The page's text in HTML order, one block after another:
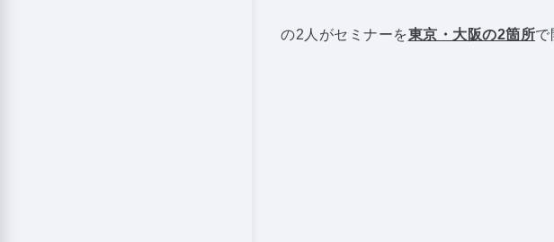
の2人がセミナーを東京・大阪の2箇所で